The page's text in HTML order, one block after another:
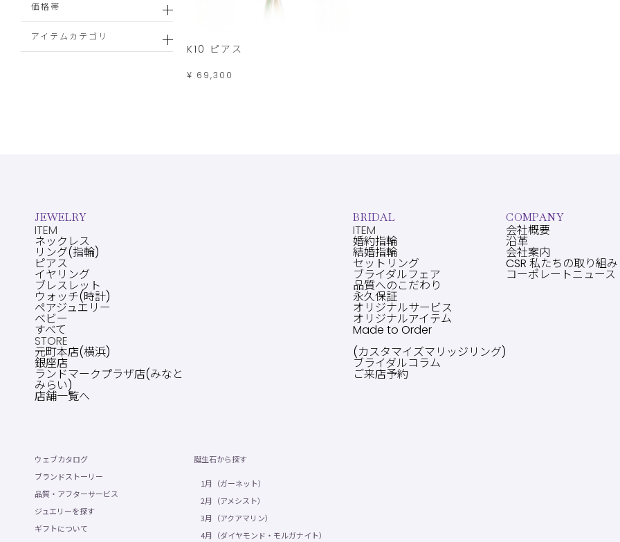
価格帯
アイテムカテゴリ
K10 ピアス
¥ 69,300
JEWELRY
ITEM
ネックレス
リング(指輪)
ピアス
イヤリング
ブレスレット
ウォッチ(時計)
ペアジュエリー
ベビー
すべて
STORE
元町本店(横浜)
銀座店
ランドマークプラザ店(みなと
みらい)
店舗一覧へ
ウェブカタログ
ブランドストーリー
品質・アフターサービス
ジュエリーを探す
ギフトについて
誕生石から探す
1月（ガーネット）
2月（アメシスト）
3月（アクアマリン）
4月（ダイヤモンド・モルガナイト）
BRIDAL
ITEM
婚約指輪
結婚指輪
セットリング
ブライダルフェア
品質へのこだわり
永久保証
オリジナルサービス
オリジナルアイテム
Made to Order
(カスタマイズマリッジリング)
ブライダルコラム
ご来店予約
COMPANY
会社概要
沿革
会社案内
CSR 私たちの取り組み
コーポレートニュース